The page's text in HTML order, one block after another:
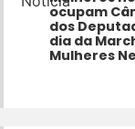
ocupam
dos
dia da
Mulheres